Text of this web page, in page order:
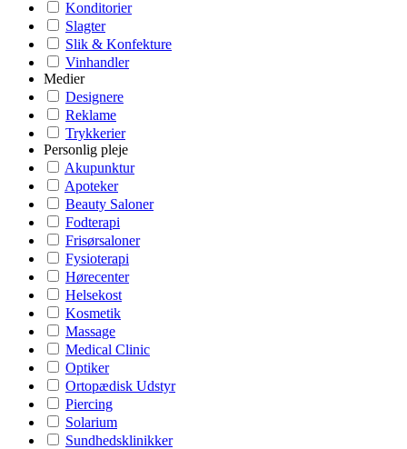
Konditorier
Slagter
Slik & Konfekture
Vinhandler
Medier
Designere
Reklame
Trykkerier
Personlig pleje
Akupunktur
Apoteker
Beauty Saloner
Fodterapi
Frisørsaloner
Fysioterapi
Hørecenter
Helsekost
Kosmetik
Massage
Medical Clinic
Optiker
Ortopædisk Udstyr
Piercing
Solarium
Sundhedsklinikker